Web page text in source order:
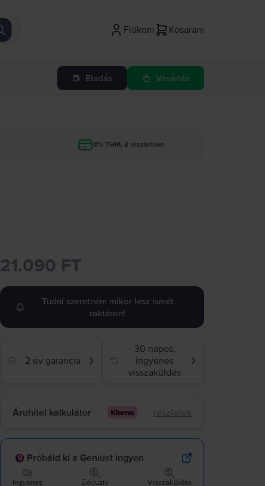
Fiókom Kosaram
Eladás Vásárlás
0% THM, 3 részletben
21.090 FT
Tudni szeretném mikor lesz ismét
raktáron!
2 év garancia ❯
30 napos,
ingyenes
visszaküldés
❯
Áruhitel kalkulátor részletek
Próbáld ki a Geniust ingyen
Ingyenes
Exkluzív
Visszaküldés